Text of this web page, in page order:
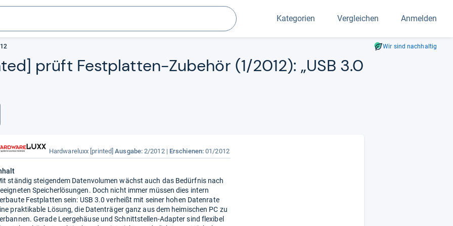
Suchen
Kategorien Vergleichen Anmelden
Wir sind nachhaltig
prüft Fest­plat­ten-​Zube­hör (1/2012): „USB 3.0
Hardwareluxx [printed] Ausgabe:2/2012 Erschienen: 01/2012
ständig steigendem Datenvolumen wächst auch das Bedürfnis nach
Speicherlösungen. Doch nicht immer müssen dies intern
Festplatten sein: USB 3.0 verheißt mit seiner hohen Datenrate
praktikable Lösung, die Datenträger ganz aus dem heimischen PC zu
Gerade Leergehäuse und Schnittstellen-Adapter sind flexibel